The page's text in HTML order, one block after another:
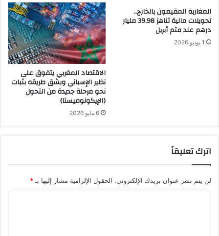
المغاربة المقيمون بالخارج..
تحويلات مالية تناهز 39,98 مليار
درهم عند متم أبريل
1 يونيو 2026
الاقتصاد المغربي يتفوق على
نظير الإسباني ويشق طريقه بثبات
نحو مرحلة جديدة من التحول
(الإيكونوميستا)
6 مايو 2026
اترك تعليقاً
لن يتم نشر عنوان بريدك الإلكتروني. الحقول الإلزامية مشار إليها بـ *